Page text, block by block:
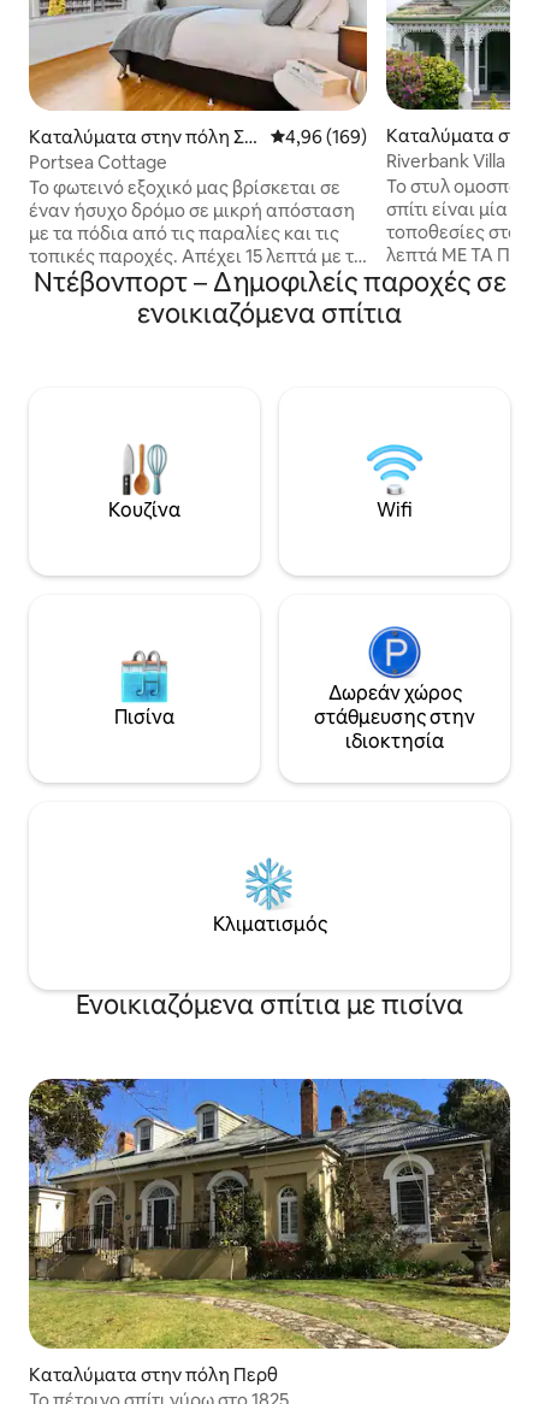
Καταλύματα στην πόλη Σό
ρελ
Μέση βαθμολογία: 4,96 στα 5,
4,96 (169)
Portsea Cottage
Το φωτεινό εξοχικό μας βρίσκεται σε
έναν ήσυχο δρόμο σε μικρή απόσταση
με τα πόδια από τις παραλίες και τις
τοπικές παροχές. Απέχει 15 λεπτά με το
αυτοκίνητο από το αεροδρόμιο του
Ντέβονπορτ και 5 λεπτά με το
αυτοκίνητο από το τοπικό εμπορικό
διαμορφωθεί ως δύο μονά κρεβάτια
κατόπιν αιτήματος. Το υπνοδωμάτιο 2
περιλαμβάνει ένα διπλό κρεβάτι.
Αποκομμένο από το σπίτι είναι ένα
του καθιστικό και τουαλέτα.
Καταλύματα
vonport
Riverbank Villa
Το στυλ
σπίτι είναι μία
τοποθεσίες στο
λεπτά ΜΕ ΤΑ
παραλία, τα
μάρκετ και τις
λεπτά από το
τον εορτασμό
τους φίλους και
Έχουμε 2 μπάνια,
Ντέβονπορτ – Δημοφιλείς παροχές σε
ενοικιαζόμενα σπίτια
Κουζίνα Wifi
Πισίνα
Δωρεάν χώρος
στάθμευσης στην
ιδιοκτησία
Κλιματισμός
Ενοικιαζόμενα σπίτια με πισίνα
Καταλύματα στην πόλη Περθ